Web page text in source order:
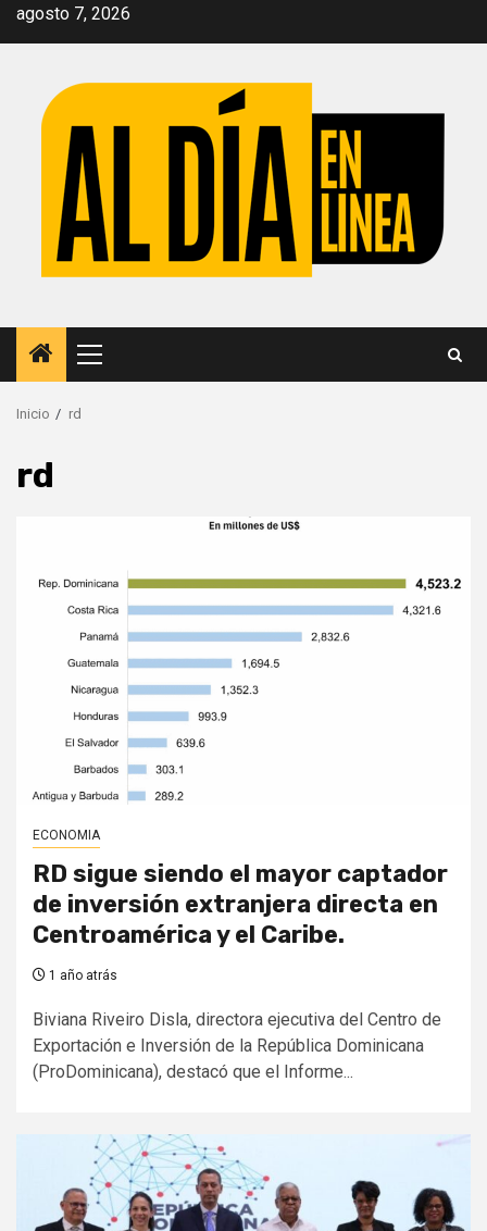
Saltar
agosto 7, 2026
Menú
principal
Inicio rd
rd
ECONOMIA
RD sigue siendo el mayor captador
de inversión extranjera directa en
Centroamérica y el Caribe.
1 año atrás
Biviana Riveiro Disla, directora ejecutiva del Centro de
Exportación e Inversión de la República Dominicana
(ProDominicana), destacó que el Informe...